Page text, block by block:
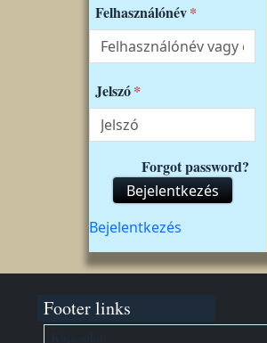
Felhasználónév
Jelszó
Forgot password?
Bejelentkezés
Felhasználói fiók menüje
Bejelentkezés
Footer links